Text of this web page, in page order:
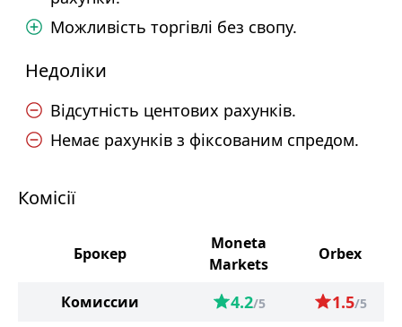
Можливість торгівлі без свопу.
Недоліки
Відсутність центових рахунків.
Немає рахунків з фіксованим спредом.
Комісії
Брокер
Moneta
Markets
Orbex
Комиссии 4.2/5 1.5/5